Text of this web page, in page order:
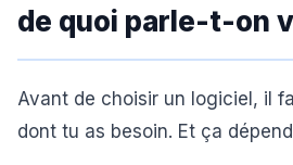
de quoi parle-t-on
Avant de choisir un logiciel, il
dont tu as besoin. Et ça